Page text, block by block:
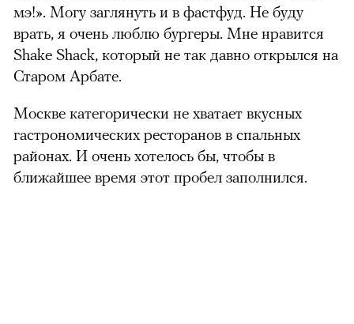
мэ!». Могу заглянуть и в фастфуд. Не буду
врать, я очень люблю бургеры. Мне нравится
Shake Shack, который не так давно открылся на
Старом Арбате.
Москве категорически не хватает вкусных
гастрономических ресторанов в спальных
районах. И очень хотелось бы, чтобы в
ближайшее время этот пробел заполнился.